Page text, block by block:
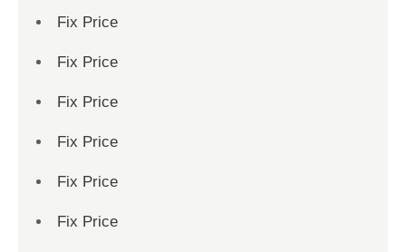
Fix Price
Fix Price
Fix Price
Fix Price
Fix Price
Fix Price